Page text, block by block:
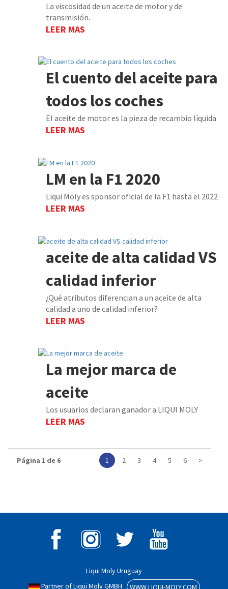
La viscosidad de un aceite de motor y de
transmisión.
LEER MAS
El cuento del aceite para
todos los coches
El aceite de motor es la pieza de recambio líquida
LEER MAS
LM en la F1 2020
Liqui Moly es sponsor oficial de la F1 hasta el 2022
LEER MAS
aceite de alta calidad VS
calidad inferior
¿Qué atributos diferencian a un aceite de alta
calidad a uno de calidad inferior?
LEER MAS
La mejor marca de
aceite
Los usuarios declaran ganador a LIQUI MOLY
LEER MAS
Página 1 de 6 1 2 3 4 5 6 >
Liqui Moly Uruguay
Partner of Liqui Moly GMBH
WWW.LIQUI-MOLY.COM